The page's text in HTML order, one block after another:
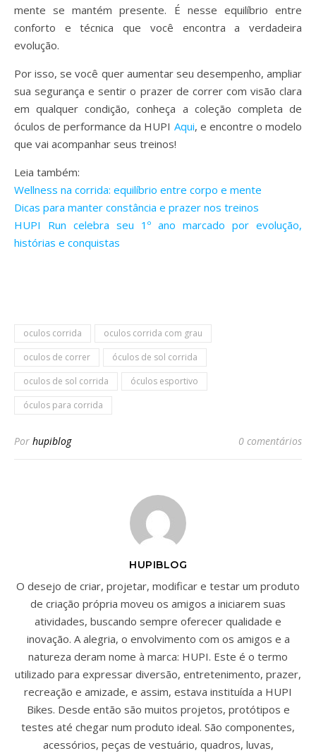
mente se mantém presente. É nesse equilíbrio entre
conforto e técnica que você encontra a verdadeira
evolução.
Por isso, se você quer aumentar seu desempenho, ampliar
sua segurança e sentir o prazer de correr com visão clara
em qualquer condição, conheça a coleção completa de
óculos de performance da HUPI Aqui, e encontre o modelo
que vai acompanhar seus treinos!
Leia também:
Wellness na corrida: equilíbrio entre corpo e mente
Dicas para manter constância e prazer nos treinos
HUPI Run celebra seu 1º ano marcado por evolução,
histórias e conquistas
oculos corrida
oculos corrida com grau
oculos de correr
óculos de sol corrida
oculos de sol corrida
óculos esportivo
óculos para corrida
Por hupiblog 0 comentários
HUPIBLOG
O desejo de criar, projetar, modificar e testar um produto
de criação própria moveu os amigos a iniciarem suas
atividades, buscando sempre oferecer qualidade e
inovação. A alegria, o envolvimento com os amigos e a
natureza deram nome à marca: HUPI. Este é o termo
utilizado para expressar diversão, entretenimento, prazer,
recreação e amizade, e assim, estava instituída a HUPI
Bikes. Desde então são muitos projetos, protótipos e
testes até chegar num produto ideal. São componentes,
acessórios, peças de vestuário, quadros, luvas,